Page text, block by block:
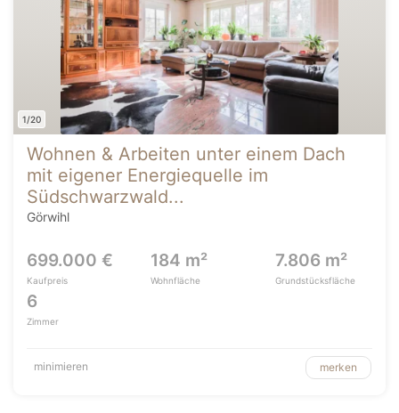
1/20
Wohnen & Arbeiten unter einem Dach
mit eigener Energiequelle im
Südschwarzwald...
Görwihl
699.000 €
Kaufpreis
184 m²
Wohnfläche
7.806 m²
Grundstücksfläche
6
Zimmer
minimieren merken